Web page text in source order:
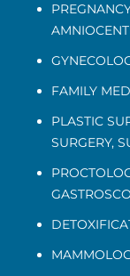
FAMILY
PLASTIC
SURGERY,